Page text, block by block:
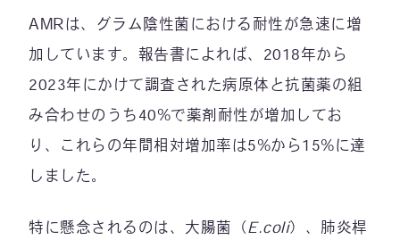
AMRは、グラム陰性菌における耐性が急速に増
加しています。報告書によれば、2018年から
2023年にかけて調査された病原体と抗菌薬の組
み合わせのうち40%で薬剤耐性が増加してお
り、これらの年間相対増加率は5%から15%に達
しました。
特に懸念されるのは、大腸菌（ E.coli）、肺炎桿